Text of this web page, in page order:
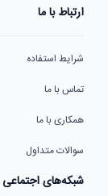
ارتباط با ما
شرایط استفاده
تماس با ما
همکاری با ما
سوالات متداول
شبکه‌های اجتماعی